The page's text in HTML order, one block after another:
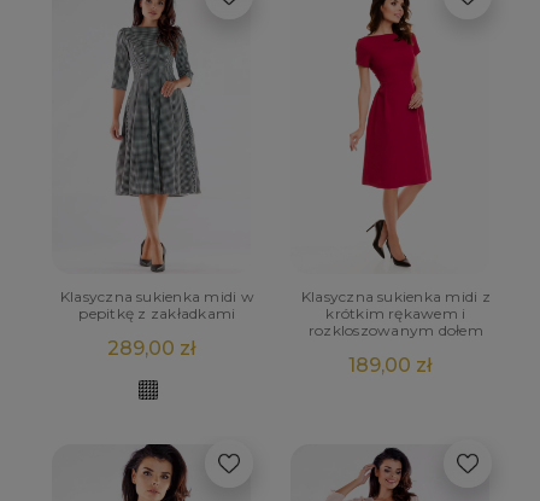
Klasyczna sukienka midi w
pepitkę z zakładkami
289,00 zł
Klasyczna sukienka midi z
krótkim rękawem i
rozkloszowanym dołem
189,00 zł